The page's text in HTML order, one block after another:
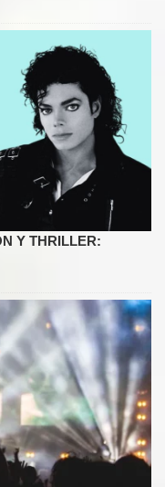
Y THRILLER: